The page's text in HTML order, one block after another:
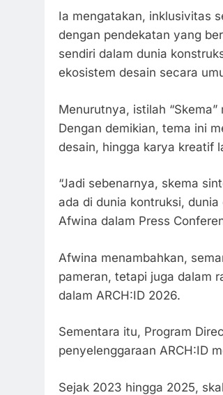
Ia mengatakan, inklusivitas
dengan pendekatan yang
sendiri dalam dunia
ekosistem desain secara
Menurutnya, istilah
Dengan demikian, tema ini
desain, hingga karya kreatif
“Jadi sebenarnya, skema
ada di dunia kontruksi,
Afwina dalam Press
Afwina menambahkan,
pameran, tetapi juga dalam
dalam ARCH:ID 2026.
Sementara itu, Program
penyelenggaraan ARCH:ID
Sejak 2023 hingga 2025,